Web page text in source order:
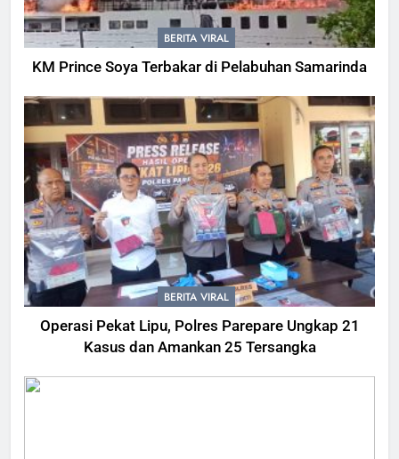
BERITA VIRAL
KM Prince Soya Terbakar di Pelabuhan Samarinda
BERITA VIRAL
Operasi Pekat Lipu, Polres Parepare Ungkap 21
Kasus dan Amankan 25 Tersangka